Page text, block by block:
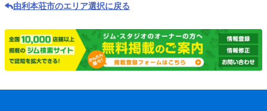
由利本荘市のエリア選択に戻る